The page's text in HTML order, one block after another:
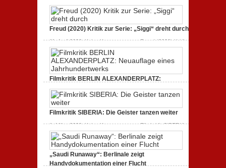
Dokumentarfilm: unverständlich,
unmissverständlich.
19. Mai 2020,Keine Kommentarezu Endlich Tacheles
(2020) Kritik zum Dokumentarfilm: unverständlich,
Freud (2020) Kritik zur Serie: „Siggi“ dreht durch
11. April 2020,Keine Kommentarezu Freud (2020) Kritik
zur Serie: „Siggi“ dreht durch
Filmkritik BERLIN ALEXANDERPLATZ:
Neuauflage eines Jahrhundertwerks
1. März 2020,
ALEXANDERPLATZ: Neuauflage eines
Jahrhundertwerks
Filmkritik SIBERIA: Die Geister tanzen weiter
1. März 2020,Keine Kommentarezu Filmkritik SIBERIA:
Die Geister tanzen weiter
„Saudi Runaway“: Berlinale zeigt
Handydokumentation einer Flucht